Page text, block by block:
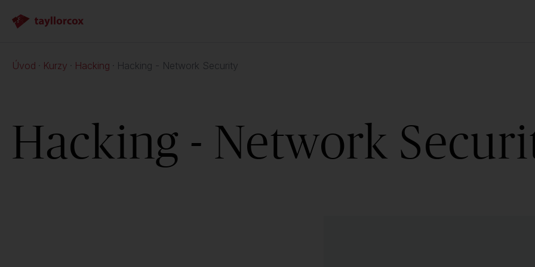
Úvod Kurzy Hacking Hacking - Network Security
Hacking - Network